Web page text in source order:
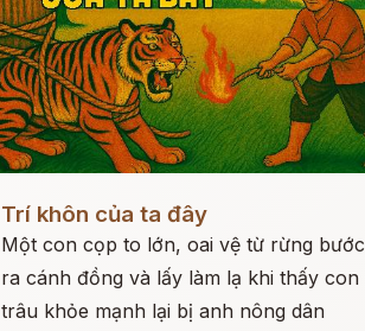
Trí khôn của ta đây
Một con cọp to lớn, oai vệ từ rừng bước
ra cánh đồng và lấy làm lạ khi thấy con
trâu khỏe mạnh lại bị anh nông dân